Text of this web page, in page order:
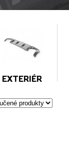
EXTERIÉR